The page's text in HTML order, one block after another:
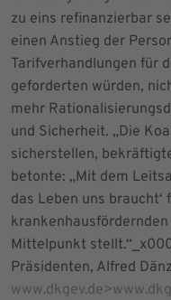
zu eins refinanzierbar
einen Anstieg der
Tarifverhandlungen für
geforderten würden,
mehr
und Sicherheit. „Die
sicherstellen,
betonte: „Mit dem
das Leben uns
Mittelpunkt
Präsidenten, Alfred